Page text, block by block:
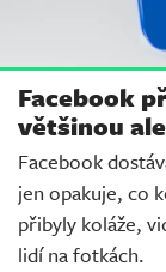
Facebook
většinou
Facebook
jen opakuje, co
přibyly koláže,
lidí na fotkách.